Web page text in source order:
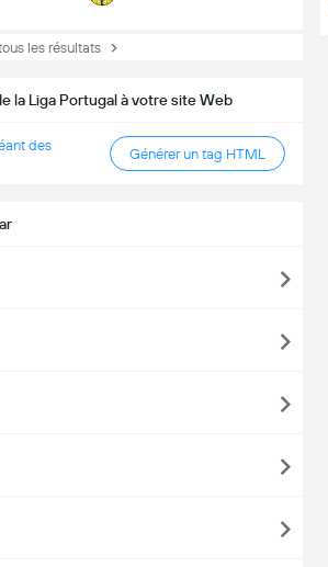
les résultats
la Liga Portugal à votre site Web
des
Générer un tag HTML